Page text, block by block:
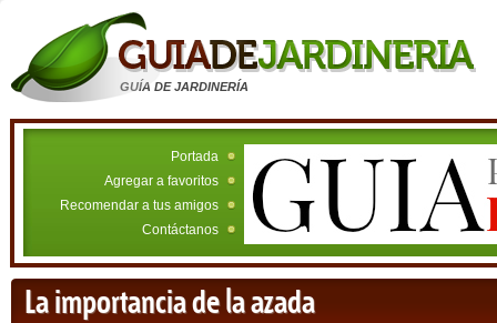
GUÍA DE JARDINERÍA
Portada
Agregar a favoritos
Recomendar a tus amigos
Contáctanos
La importancia de la azada